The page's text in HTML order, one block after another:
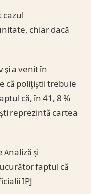
chiar dacă
a venit în
că poliţiştii trebuie
că, în 41, 8 %
reprezintă cartea
şi
faptul că
IPJ